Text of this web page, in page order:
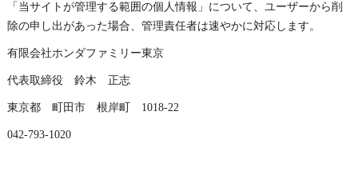
「当サイトが管理する範囲の個人情報」について、ユーザーから削
除の申し出があった場合、管理責任者は速やかに対応します。
有限会社ホンダファミリー東京
代表取締役 鈴木 正志
東京都 町田市 根岸町 1018-22
042-793-1020